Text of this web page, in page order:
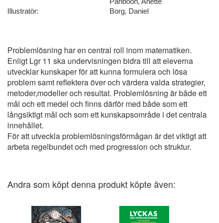
Illustratör:
Borg, Daniel
Problemlösning har en central roll inom matematiken.
Enligt Lgr 11 ska undervisningen bidra till att eleverna
utvecklar kunskaper för att kunna formulera och lösa
problem samt reflektera över och värdera valda strategier,
metoder,modeller och resultat. Problemlösning är både ett
mål och ett medel och finns därför med både som ett
långsiktigt mål och som ett kunskapsområde i det centrala
innehållet.
För att utveckla problemlösningsförmågan är det viktigt att
arbeta regelbundet och med progression och struktur.
Andra som köpt denna produkt köpte även: